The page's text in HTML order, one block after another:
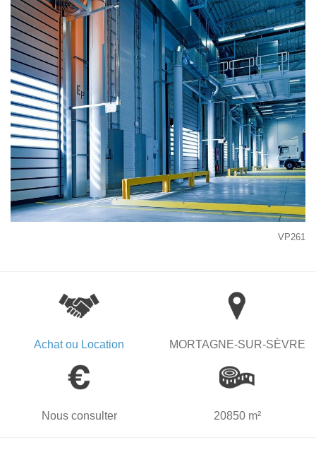
VP261
Achat ou Location MORTAGNE-SUR-SÈVRE
Nous consulter 20850 m²